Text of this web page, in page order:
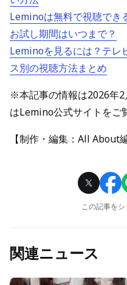
Leminoは無料で視聴でき
お試し期間はいつまで？
Leminoを見るには？テレ
ス別の視聴方法まとめ
※本記事の情報は2026年2
はLemino公式サイトをご
【制作・編集：All About
この記事をシ
関連ニュース